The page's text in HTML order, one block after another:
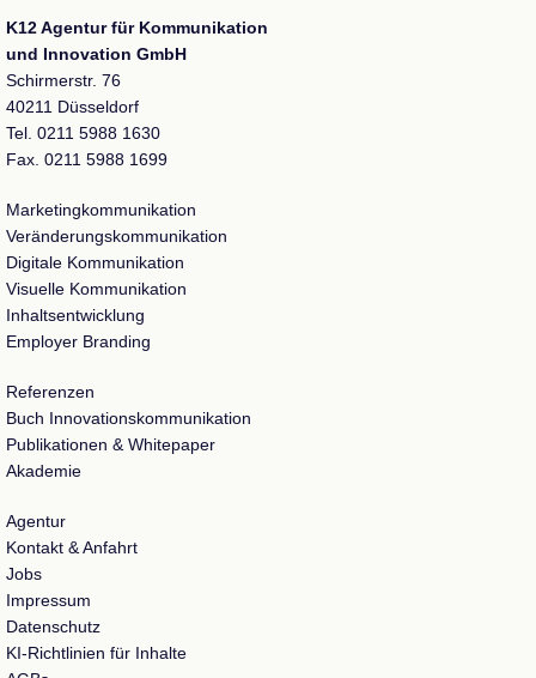
K12 Agentur für Kommunikation
und Innovation GmbH
Schirmerstr. 76
40211 Düsseldorf
Tel. 0211 5988 1630
Fax. 0211 5988 1699
Marketingkommunikation
Veränderungskommunikation
Digitale Kommunikation
Visuelle Kommunikation
Inhaltsentwicklung
Employer Branding
Referenzen
Buch Innovationskommunikation
Publikationen & Whitepaper
Akademie
Agentur
Kontakt & Anfahrt
Jobs
Impressum
Datenschutz
KI-Richtlinien für Inhalte